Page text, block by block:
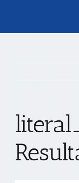
TRANSPARENCIA
CONTACTO